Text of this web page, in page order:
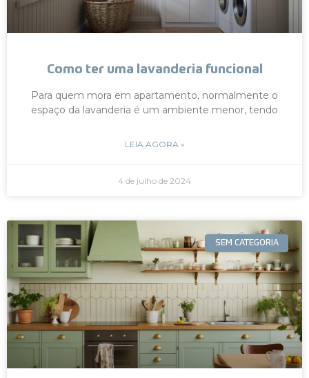
Como ter uma lavanderia funcional
Para quem mora em apartamento, normalmente o
espaço da lavanderia é um ambiente menor, tendo
LEIA AGORA »
4 de julho de 2024
SEM CATEGORIA